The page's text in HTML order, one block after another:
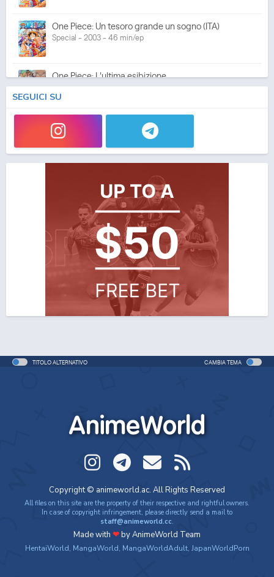
One Piece: Un tesoro grande un sogno (ITA)
Special - 2003 - 46 min/ep
One Piece: L'ultima esibizione
Special - 2003 - 45 min/ep
One Piece: L'ultima esibizione (ITA)
Special - 2003 - 45 min/ep
One Piece Movie 05: Norowareta Seiken
Movie - 2004 - 1h e 35 min/ep
One Piece Movie 05: Norowareta Seiken (ITA)
Movie - 2004 - 1h e 35 min/ep
One Piece Movie 06: Omatsuri Danshaku to Himitsu
no Shima (ITA)
Movie - 2005 - 1h e 31 min/ep
One Piece: Le avventure del detective Cappello di
Special - 2005 - 42 min/ep
One Piece Movie 07: Karakuri-jou no Mecha Kyohei
Movie - 2006 - 1h e 34 min/ep
One Piece Movie 07: Karakuri-jou no Mecha Kyohei
(ITA)
SEGUICI SU
TITOLO ALTERNATIVO CAMBIA TEMA
AnimeWorld
Copyright © animeworld.ac. All Rights Reserved
All files on this site are the property of their respective and rightful owners.
In case of copyright infringement, please directly send a mail to
staff@animeworld.cc.
Made with ❤by AnimeWorld Team
HentaiWorld, MangaWorld, MangaWorldAdult, JapanWorldPorn